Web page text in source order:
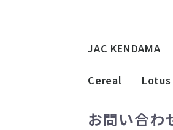
JAC KENDAMA
Cereal Lotus
お問い合わ